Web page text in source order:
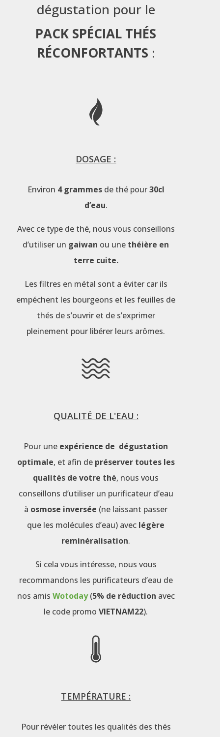
dégustation pour le
PACK SPÉCIAL THÉS
RÉCONFORTANTS :
DOSAGE :
Environ 4 grammesde thé pour30cl
d’eau.
Avec ce type de thé, nous vous conseillons
d’utiliser un gaiwan ou une théière en
terre cuite.
Les filtres en métal sont a éviter car ils
empéchent les bourgeons et les feuilles de
thés de s’ouvrir et de s’exprimer
pleinement pour libérer leurs arômes.
QUALITÉ DE L'EAU :
Pour une expérience de dégustation
optimale, et afin de préserver toutes les
qualités de votre thé, nous vous
conseillons d’utiliser un purificateur d’eau
à osmose inversée (ne laissant passer
que les molécules d’eau) avec légère
reminéralisation.
Si cela vous intéresse, nous vous
recommandons les purificateurs d’eau de
nos amis Wotoday(5% de réduction avec
le code promoVIETNAM22).
TEMPÉRATURE :
Pour révéler toutes les qualités des thés